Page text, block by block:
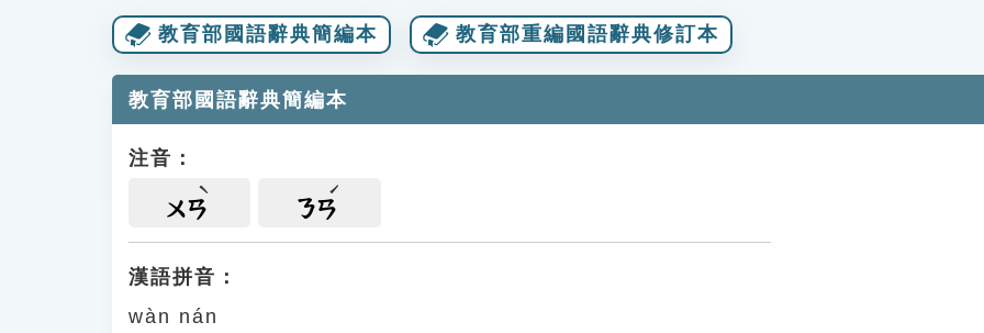
教育部國語辭典簡編本 教育部重編國語辭典修訂本
教育部國語辭典簡編本
注音：
ㄨㄢ ㄋㄢ
漢語拼音：
wàn nán